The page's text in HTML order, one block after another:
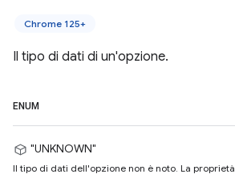
Chrome 125+
Il tipo di dati di un'opzione.
ENUM
"UNKNOWN"
Il tipo di dati dell'opzione non è noto. La proprietà